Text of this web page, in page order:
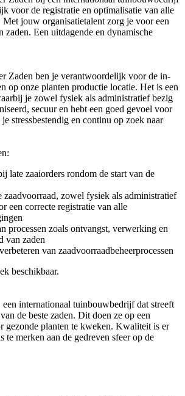
voor de registratie en optimalisatie van alle
jouw organisatietalent zorg je voor een
zaden. Een uitdagende en dynamische
Zaden ben je verantwoordelijk voor de in-
op onze planten productie locatie. Het is een
je zowel fysiek als administratief bezig
secuur en hebt een goed gevoel voor
stressbestendig en continu op zoek naar
late zaaiorders rondom de start van de
zaadvoorraad, zowel fysiek als administratief
een correcte registratie van alle
processen zoals ontvangst, verwerking en
van zaden
van zaadvoorraadbeheerprocessen
beschikbaar.
een internationaal tuinbouwbedrijf dat streeft
de beste zaden. Dit doen ze op een
gezonde planten te kweken. Kwaliteit is er
te merken aan de gedreven sfeer op de